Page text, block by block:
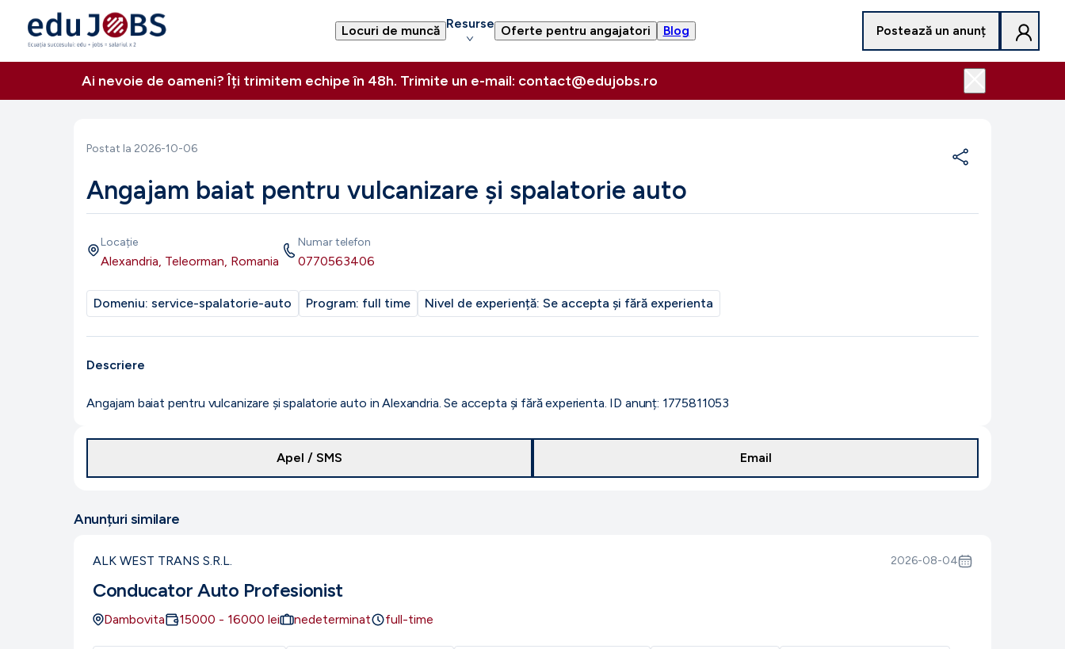
Locuri de muncă Resurse Oferte pentru angajatori Blog Postează un anunț
Ai nevoie de oameni? Îți trimitem echipe în 48h. Trimite un e-mail: contact@edujobs.ro
Postat la 2026-10-06
Angajam baiat pentru vulcanizare și spalatorie auto
Locație
Alexandria, Teleorman, Romania
Numar telefon
0770563406
Domeniu: service-spalatorie-auto Program: full time Nivel de experiență: Se accepta și fără experienta
Descriere
Angajam baiat pentru vulcanizare și spalatorie auto in Alexandria. Se accepta și fără experienta. ID anunț: 1775811053
Apel / SMS Email
Anunțuri similare
ALK WEST TRANS S.R.L. 2026-08-04
Conducator Auto Profesionist
Dambovita 15000 - 16000 lei nedeterminat full-time